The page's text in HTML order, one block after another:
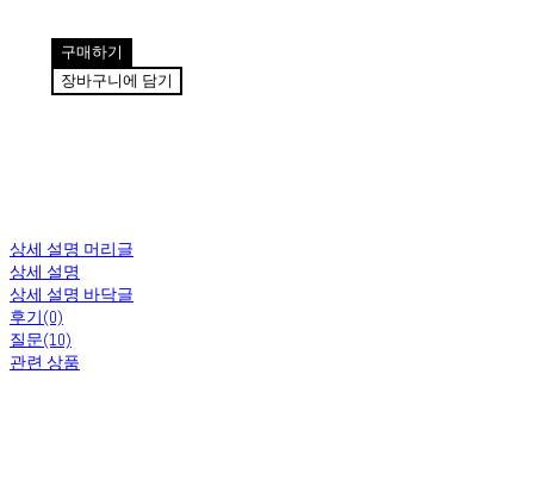
구매하기
장바구니에 담기
상세 설명 머리글
상세 설명
상세 설명 바닥글
후기(0)
질문(10)
관련 상품